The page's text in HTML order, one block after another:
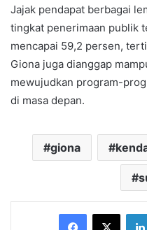
Jajak pendapat berbagai
tingkat penerimaan publik
mencapai 59,2 persen,
Giona juga dianggap
mewujudkan program-
di masa depan.
giona
Facebook
X